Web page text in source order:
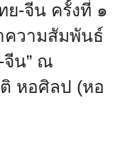
ย​-จีน​ ครั้งที่​ ๑
ความสัมพันธ์​
จีน” ณ
หอศิลป (หอ